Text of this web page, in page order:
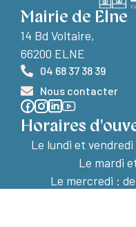
Mairie de Elne
14 Bd Voltaire,
66200 ELNE
04 68 37 38 39
Nous contacter
Horaires
Le lundi et vendredi
Le mardi
Le mercredi : de